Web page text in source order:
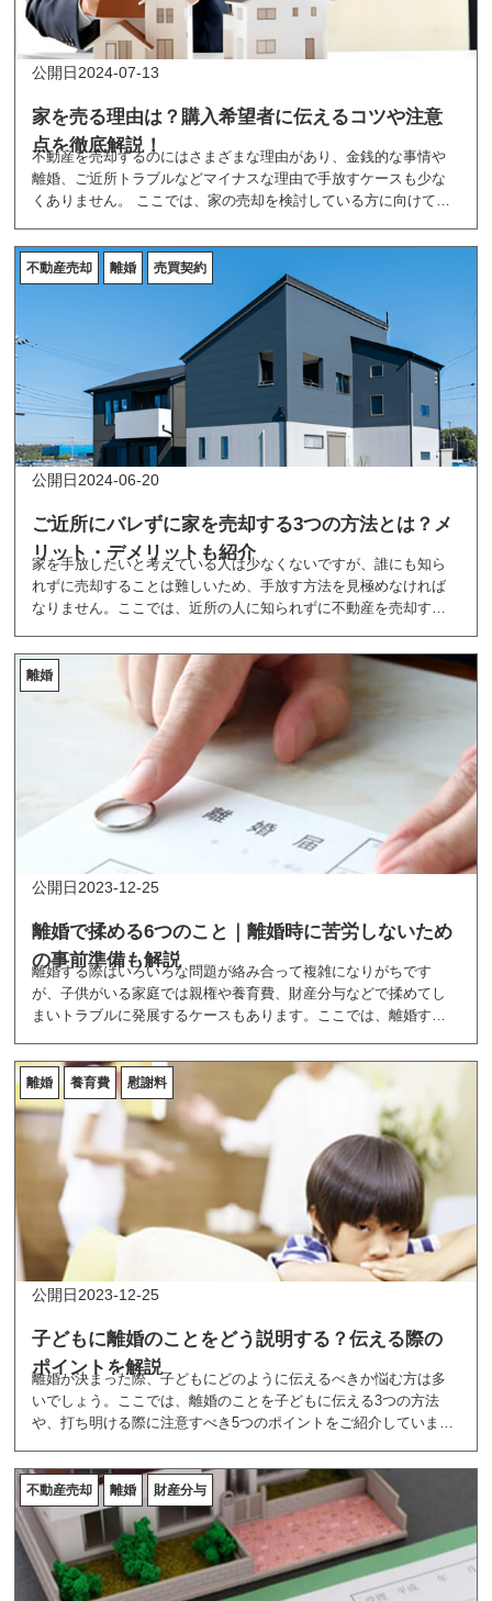
家を売る理由は？購入希望者に伝えるコツや注意
点を徹底解説！
2024-07-13
不動産を売却するのにはさまざまな理由があり、金銭的な事情や
離婚、ご近所トラブルなどマイナスな理由で手放すケースも少な
くありません。 ここでは、家の売却を検討している方に向けて、
不動産売却 離婚 売買契約
ご近所にバレずに家を売却する3つの方法とは？メ
リット・デメリットも紹介
2024-06-20
家を手放したいと考えている人は少なくないですが、誰にも知ら
れずに売却することは難しいため、手放す方法を見極めなければ
なりません。ここでは、近所の人に知られずに不動産を売却する
離婚
離婚で揉める6つのこと｜離婚時に苦労しないため
の事前準備も解説
2023-12-25
離婚する際はいろいろな問題が絡み合って複雑になりがちです
が、子供がいる家庭では親権や養育費、財産分与などで揉めてし
まいトラブルに発展するケースもあります。ここでは、離婚する
離婚 養育費 慰謝料
子どもに離婚のことをどう説明する？伝える際の
ポイントを解説
2023-12-25
離婚が決まった際、子どもにどのように伝えるべきか悩む方は多
いでしょう。ここでは、離婚のことを子どもに伝える3つの方法
や、打ち明ける際に注意すべき5つのポイントをご紹介していま
不動産売却 離婚 財産分与